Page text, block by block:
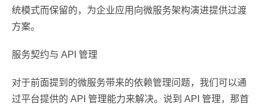
统模式而保留的，为企业应用向微服务架构演进提供过渡
方案。
服务契约与 API 管理
对于前面提到的微服务带来的依赖管理问题，我们可以通
过平台提供的 API 管理能力来解决。说到 API 管理，那首